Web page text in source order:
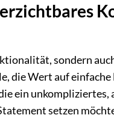
sondern
die Wert auf
ein
setzen